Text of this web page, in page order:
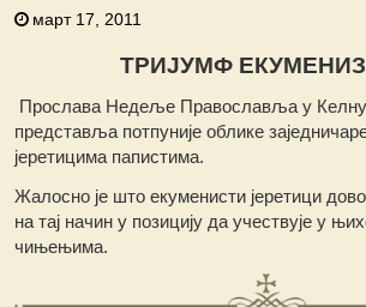
март 17, 2011
TРИЈУМФ
Прослава Недеље Православља у Келну
представља потпуније облике
јеретицима папистима.
Жалосно је што екуменисти јеретици
на тај начин у позицију да учествује у
чињењима.